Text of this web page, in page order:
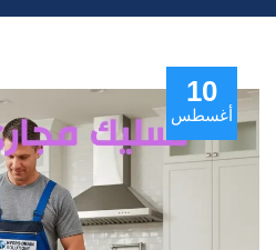
10
أغسطس